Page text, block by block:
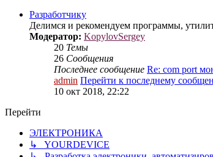
Разработчику
Делимся и рекомендуем программы,
Модератор: KopylovSergey
20 Темы
26 Сообщения
Последнее сообщение Re: com port
admin Перейти к последнему
10 окт 2018, 22:22
Перейти
ЭЛЕКТРОНИКА
↳ YOURDEVICE